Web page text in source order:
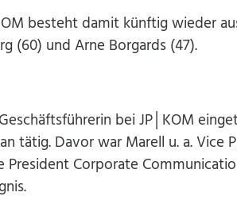
besteht damit künftig wieder
(60) und Arne Borgards (47).
bei JP│KOM
tätig. Davor war Marell u. a. Vice
President Corporate